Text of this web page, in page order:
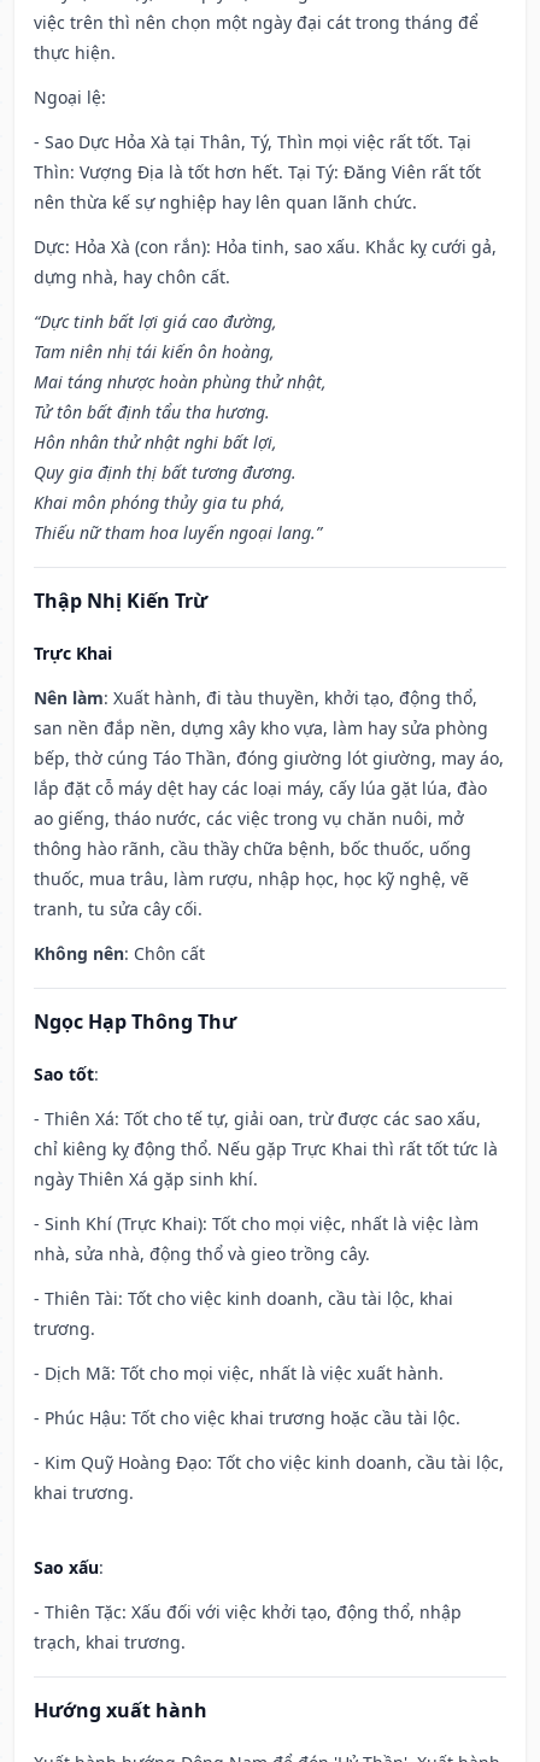
việc trên thì nên chọn một ngày đại cát trong tháng để
thực hiện.
Ngoại lệ:
- Sao Dực Hỏa Xà tại Thân, Tý, Thìn mọi việc rất tốt. Tại
Thìn: Vượng Địa là tốt hơn hết. Tại Tý: Đăng Viên rất tốt
nên thừa kế sự nghiệp hay lên quan lãnh chức.
Dực: Hỏa Xà (con rắn): Hỏa tinh, sao xấu. Khắc kỵ cưới gả,
dựng nhà, hay chôn cất.
“Dực tinh bất lợi giá cao đường,
Tam niên nhị tái kiến ôn hoàng,
Mai táng nhược hoàn phùng thử nhật,
Tử tôn bất định tẩu tha hương.
Hôn nhân thử nhật nghi bất lợi,
Quy gia định thị bất tương đương.
Khai môn phóng thủy gia tu phá,
Thiếu nữ tham hoa luyến ngoại lang.”
Thập Nhị Kiến Trừ
Trực Khai
Nên làm: Xuất hành, đi tàu thuyền, khởi tạo, động thổ,
san nền đắp nền, dựng xây kho vựa, làm hay sửa phòng
bếp, thờ cúng Táo Thần, đóng giường lót giường, may áo,
lắp đặt cỗ máy dệt hay các loại máy, cấy lúa gặt lúa, đào
ao giếng, tháo nước, các việc trong vụ chăn nuôi, mở
thông hào rãnh, cầu thầy chữa bệnh, bốc thuốc, uống
thuốc, mua trâu, làm rượu, nhập học, học kỹ nghệ, vẽ
tranh, tu sửa cây cối.
Không nên: Chôn cất
Ngọc Hạp Thông Thư
Sao tốt:
- Thiên Xá: Tốt cho tế tự, giải oan, trừ được các sao xấu,
chỉ kiêng kỵ động thổ. Nếu gặp Trực Khai thì rất tốt tức là
ngày Thiên Xá gặp sinh khí.
- Sinh Khí (Trực Khai): Tốt cho mọi việc, nhất là việc làm
nhà, sửa nhà, động thổ và gieo trồng cây.
- Thiên Tài: Tốt cho việc kinh doanh, cầu tài lộc, khai
trương.
- Dịch Mã: Tốt cho mọi việc, nhất là việc xuất hành.
- Phúc Hậu: Tốt cho việc khai trương hoặc cầu tài lộc.
- Kim Quỹ Hoàng Đạo: Tốt cho việc kinh doanh, cầu tài lộc,
khai trương.
Sao xấu:
- Thiên Tặc: Xấu đối với việc khởi tạo, động thổ, nhập
trạch, khai trương.
Hướng xuất hành